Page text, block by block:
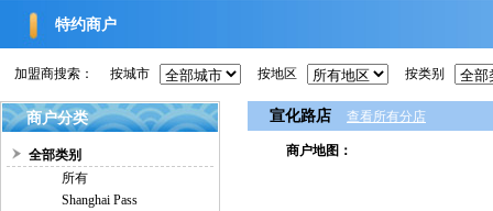
特约商户
加盟商搜索： 按城市 按地区 按类别
商户分类
全部类别
所有
Shanghai Pass
宣化路店 查看所有分店
商户地图：